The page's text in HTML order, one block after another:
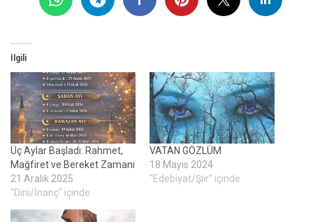
İlgili
Üç Aylar Başladı: Rahmet,
Mağfiret ve Bereket Zamanı
21 Aralık 2025
"Dini/İnanç" içinde
VATAN GÖZLÜM
18 Mayıs 2024
"Edebiyat/Şiir" içinde